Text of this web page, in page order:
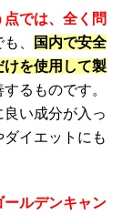
では、全く問
、
国内で安全
を使用して製
るものです。
い成分が入っ
イエットにも
ルデンキャン